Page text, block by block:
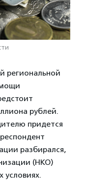
региональной
рублей.
придется
разбирался,
(НКО)
условиях.